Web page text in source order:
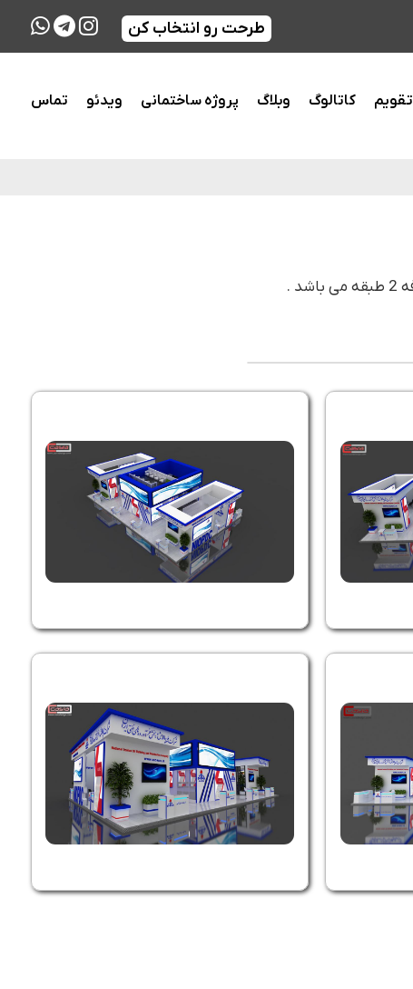
طرحت رو انتخاب کن
تقویم کاتالوگ وبلاگ پروژه ساختمانی ویدئو تماس